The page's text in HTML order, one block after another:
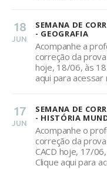
18
JUN
SEMANA DE
- GEOGRAFIA
Acompanhe a
correção da
hoje, 18/06, às
aqui para acessar
17
JUN
SEMANA DE
- HISTÓRIA
Acompanhe o
correção da
CACD hoje, 17/
Clique aqui para